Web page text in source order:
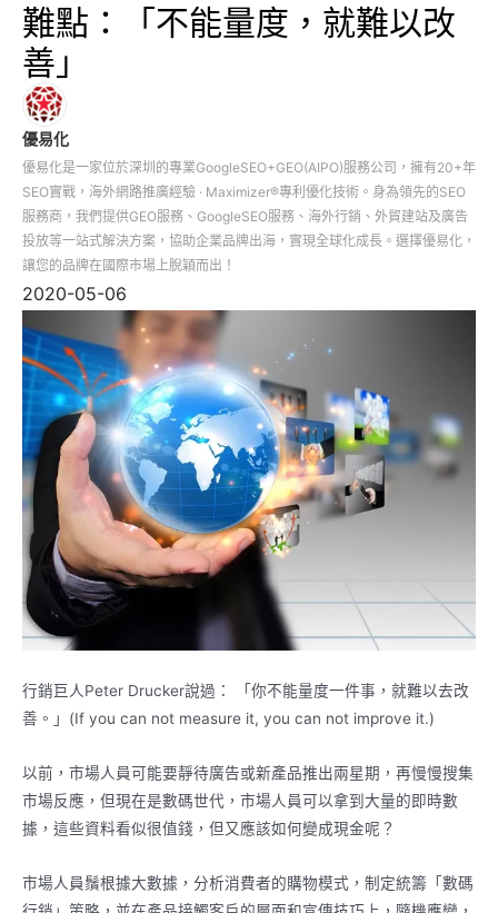
難點：「不能量度，就難以改
善」
優易化
優易化是一家位於深圳的專業GoogleSEO+GEO(AIPO)服務公司，擁有20+年
SEO實戰，海外網路推廣經驗 · Maximizer®專利優化技術。身為領先的SEO
服務商，我們提供GEO服務、GoogleSEO服務、海外行銷、外貿建站及廣告
投放等一站式解決方案，協助企業品牌出海，實現全球化成長。選擇優易化，
讓您的品牌在國際市場上脫穎而出！
2020-05-06
行銷巨人Peter Drucker說過： 「你不能量度一件事，就難以去改
善。」(If you can not measure it, you can not improve it.)
以前，市場人員可能要靜待廣告或新產品推出兩星期，再慢慢搜集
市場反應，但現在是數碼世代，市場人員可以拿到大量的即時數
據，這些資料看似很值錢，但又應該如何變成現金呢？
市場人員鬚根據大數據，分析消費者的購物模式，制定統籌「數碼